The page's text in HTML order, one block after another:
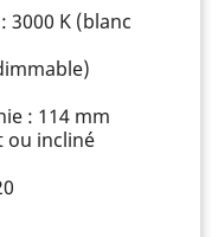
3000 K (blanc
: 114 mm
ou incliné